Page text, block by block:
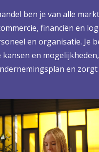
ben je van alle
financiën en
en organisatie. Je
kansen en
en
klant die graag
goede omzet.